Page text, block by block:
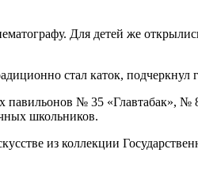
Для детей же
стал каток, подчеркнул
павильонов № 35
школьников.
из коллекции